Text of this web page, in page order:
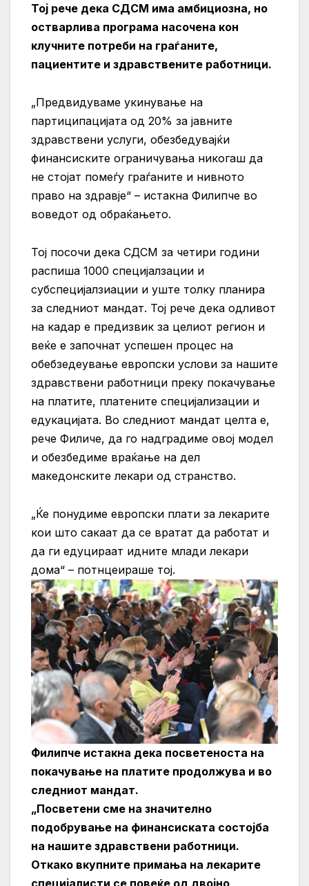
Тој рече дека СДСМ има амбициозна, но
остварлива програма насочена кон
клучните потреби на граѓаните,
пациентите и здравствените работници.
„Предвидуваме укинување на
партиципацијата од 20% за јавните
здравствени услуги, обезбедувајќи
финансиските ограничувања никогаш да
не стојат помеѓу граѓаните и нивното
право на здравје“ – истакна Филипче во
воведот од обраќањето.
Тој посочи дека СДСМ за четири години
распиша 1000 специјалзации и
субспецијалзиации и уште толку планира
за следниот мандат. Тој рече дека одливот
на кадар е предизвик за целиот регион и
веќе е започнат успешен процес на
обебзедеување европски услови за нашите
здравствени работници преку покачување
на платите, платените специјализации и
едукацијата. Во следниот мандат целта е,
рече Филиче, да го надградиме овој модел
и обезбедиме враќање на дел
македонските лекари од странство.
„Ќе понудиме европски плати за лекарите
кои што сакаат да се вратат да работат и
да ги едуцираат идните млади лекари
дома“ – потнцеираше тој.
Филипче истакна дека посветеноста на
покачување на платите продолжува и во
следниот мандат.
„Посветени сме на значително
подобрување на финансиската состојба
на нашите здравствени работници.
Откако вкупните примања на лекарите
специјалисти се повеќе од двојно